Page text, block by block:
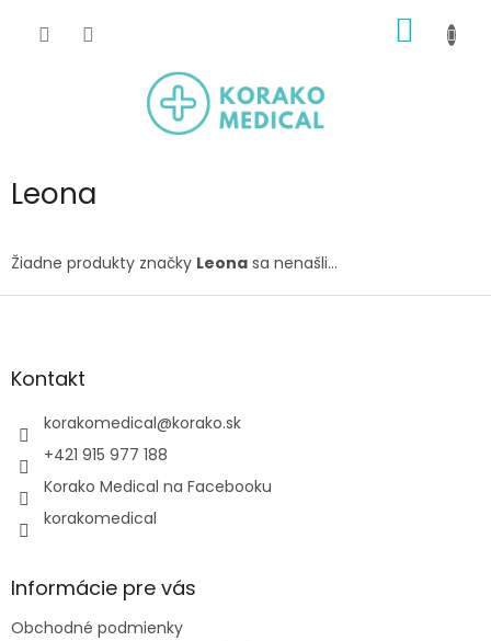
KOŠÍK
Leona
Žiadne produkty značky Leona sa nenašli...
Z
äKontakt
korakomedical@korako.sk
+421 915 977 188
Korako Medical na Facebooku
korakomedical
Informácie pre vás
Obchodné podmienky